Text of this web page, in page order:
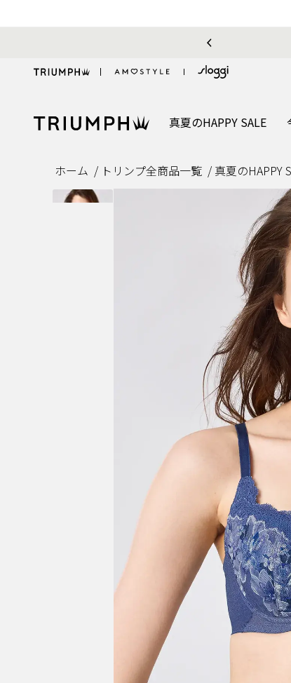
真夏のHAPPY SALE
ホーム トリンプ全商品一覧 真夏のHAPPY